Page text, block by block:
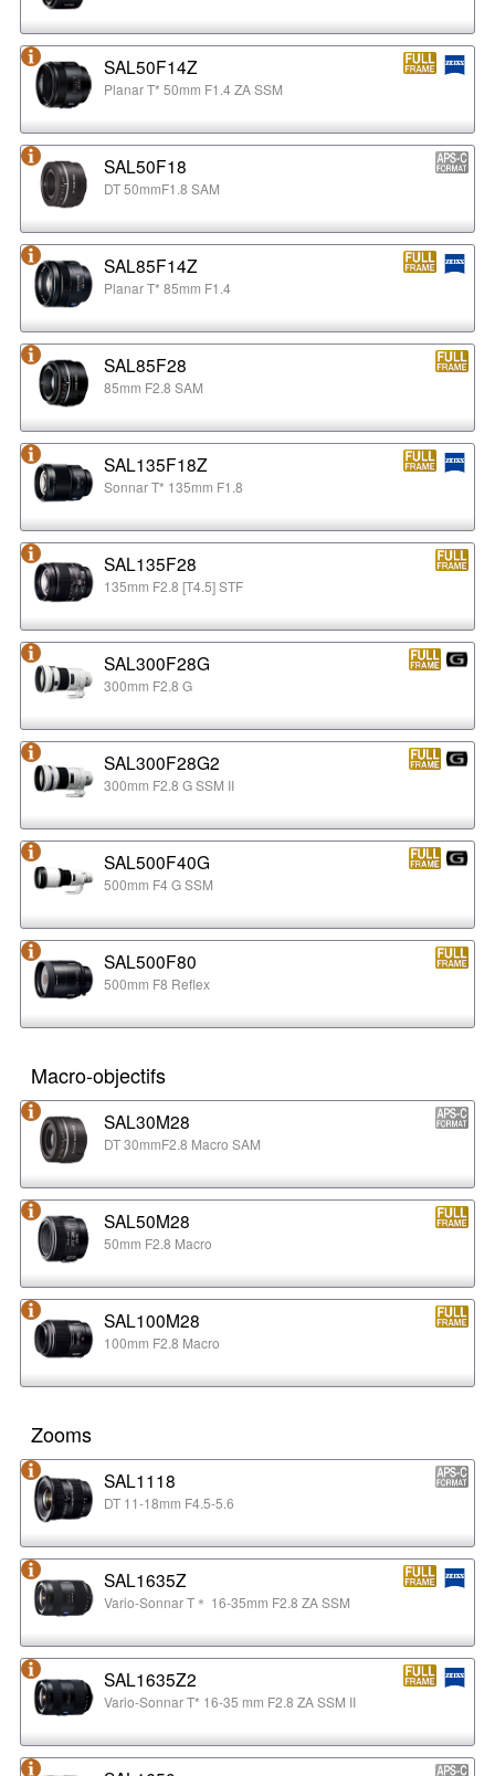
SAL50F14Z
Planar T* 50mm F1.4 ZA SSM
SAL50F18
DT 50mmF1.8 SAM
SAL85F14Z
Planar T* 85mm F1.4
SAL85F28
85mm F2.8 SAM
SAL135F18Z
Sonnar T* 135mm F1.8
SAL135F28
135mm F2.8 [T4.5] STF
SAL300F28G
300mm F2.8 G
SAL300F28G2
300mm F2.8 G SSM II
SAL500F40G
500mm F4 G SSM
SAL500F80
500mm F8 Reflex
Macro-objectifs
SAL30M28
DT 30mmF2.8 Macro SAM
SAL50M28
50mm F2.8 Macro
SAL100M28
100mm F2.8 Macro
Zooms
SAL1118
DT 11-18mm F4.5-5.6
SAL1635Z
Vario-Sonnar T＊ 16-35mm F2.8 ZA SSM
SAL1635Z2
Vario-Sonnar T* 16-35 mm F2.8 ZA SSM II